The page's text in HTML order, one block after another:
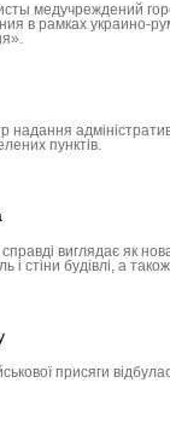
медучреждений
в рамках украино-
надання
пунктів.
виглядає як
і стіни будівлі, а
присяги